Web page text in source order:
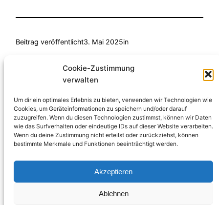
Cookie-Zustimmung
verwalten
Um dir ein optimales Erlebnis zu bieten, verwenden wir Technologien wie
Cookies, um Geräteinformationen zu speichern und/oder darauf
zuzugreifen. Wenn du diesen Technologien zustimmst, können wir Daten
wie das Surfverhalten oder eindeutige IDs auf dieser Website verarbeiten.
Wenn du deine Zustimmung nicht erteilst oder zurückziehst, können
bestimmte Merkmale und Funktionen beeinträchtigt werden.
Akzeptieren
Ablehnen
Beitrag veröffentlicht3. Mai 2025in
Anke Fellmann
DatenschutzerklärungImpressum
https://
https://www.facebook.com/
https://www.instagram.com/
melden
Bürgerinitiative “Vereint gegen Fluglärm“